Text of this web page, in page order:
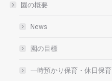
園の概要
News
園の目標
一時預かり保育・休日保育